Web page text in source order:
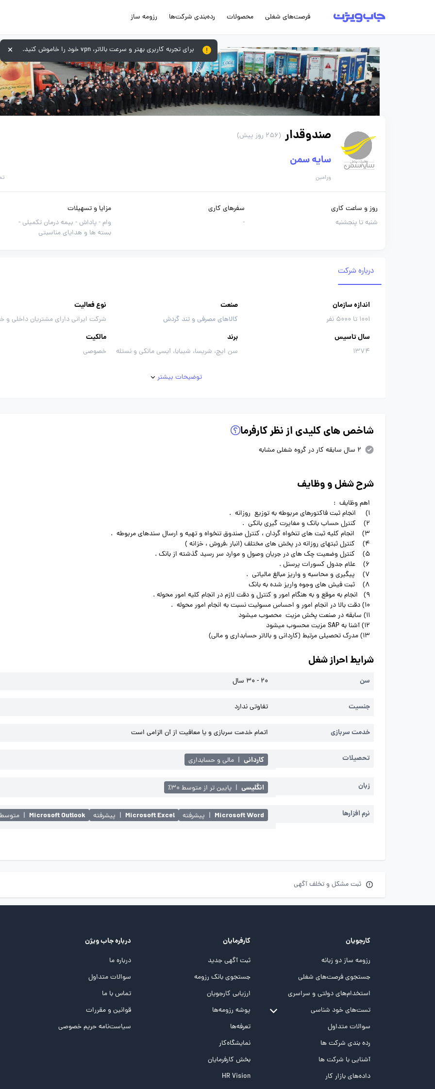
فرصت‌های شغلی محصولات رده‌بندی شرکت‌ها رزومه ساز
صندوقدار (256 روز پیش)
سایه سمن
ورامین
روز و ساعت کاری
شنبه تا پنجشنبه
سفرهای کاری
-
مزایا و تسهیلات
وام - پاداش - بیمه درمان تکمیلی -
بسته ها و هدایای مناسبتی
درباره شرکت
اندازه سازمان
1001 تا 5000 نفر
صنعت
کالاهای مصرفی و تند گردش
نوع فعالیت
شرکت ایرانی دارای مشتریان داخلی و
سال تاسیس
1374
برند
سن ایچ، شریسا، شیبابا، آیسی مانکی و نستله
مالکیت
خصوصی
توضیحات بیشتر
شاخص های کلیدی از نظر کارفرما
2 سال سابقه کار در گروه شغلی مشابه
شرح شغل و وظایف
اهم وظایف :
1) انجام ثبت فاکتورهای مربوطه به توزیع روزانه .
2) کنترل حساب بانک و مغایرت گیری بانکی .
3) انجام کلیه ثبت های تنخواه گردان ، کنترل صندوق تنخواه و تهیه و ارسال سندهای مربوطه .
4) کنترل ثبتهای روزانه در پخش های مختلف (انبار ،فروش ، خزانه )
5) کنترل وضعیت چک های در جریان وصول و موارد سر رسید گذشته از بانک .
6) علام جدول کسورات پرسنل .
7) پیگیری و محاسبه و واریز مبالغ مالیاتی .
8) ثبت فیش های وجوه واریز شده به بانک
9) انجام به موقع و به هنگام امور و کنترل و دقت لازم در انجام کلیه امور محوله .
10) دقت بالا در انجام امور و احساس مسولیت نسبت به انجام امور محوله .
11) سابقه در صنعت پخش مزیت محصوب میشود
12) آشنا به SAP مزیت محسوب میشود
13) مدرک تحصیلی مرتبط (کاردانی و بالاتر حسابداری و مالی)
شرایط احراز شغل
سن 20 - 30 سال
جنسیت تفاوتی ندارد
خدمت سربازی اتمام خدمت سربازی و یا معافیت از آن الزامی است
تحصیلات کاردانی | مالی و حسابداری
زبان انگلیسی | پایین تر از متوسط ۳۰٪
نرم افزارها Microsoft Word
| پیشرفته Microsoft Excel
| پیشرفته Microsoft Outlook
| متوسط
ثبت مشکل و تخلف آگهی
کارجویان
رزومه ساز دو زبانه
جستجوی فرصت‌های شغلی
استخدام‌های دولتی و سراسری
تست‌های خود شناسی
تست MBTI
تست تیپ سنجی شغلی Holland
تست NEO
تست هوش های چندگانه
سوالات متداول
رده بندی شرکت ها
آشنایی با شرکت ها
داده‌های بازار کار
کارفرمایان
ثبت آگهی جدید
جستجوی بانک رزومه
ارزیابی کارجویان
پوشه‌‌ رزومه‌ها
تعرفه‌ها
نمایشگاه‌کار
بخش کارفرمایان
HR Vision
درباره جاب ویژن
درباره ما
سوالات متداول
تماس با ما
قوانین و مقررات
سیاست‌نامه حریم خصوصی
برای تجربه کاربری بهتر و سرعت بالاتر، vpn خود را خاموش کنید.